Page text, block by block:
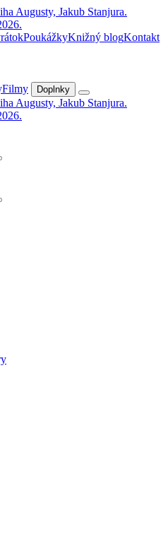
PoukážkyKnižný blogKontakt
Filmy Doplnky